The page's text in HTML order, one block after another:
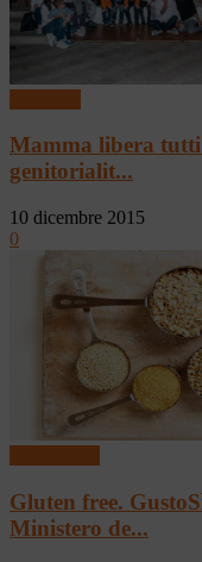
Mamma libera
genitorialit...
10 dicembre 2015
0
Gluten free.
Ministero de...